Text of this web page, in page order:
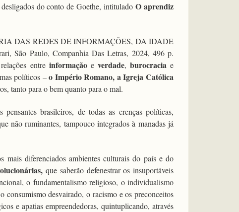
do conto de Goethe, intituladoO aprendiz
DAS REDES DE INFORMAÇÕES, DA IDADE
Paulo, Companhia Das Letras, 2024, 496 p.
entre informaçãoe verdade, burocracia e
políticos –o Império Romano, a Igreja Católica
tanto para o bem quanto para o mal.
brasileiros, de todas as crenças políticas,
não ruminantes, tampouco integrados à manadas já
diferenciados ambientes culturais do país e do
que saberão defenestrar os insuportáveis
o fundamentalismo religioso, o individualismo
consumismo desvairado, o racismo e os preconceitos
e apatias empreendedoras, quintuplicando, através